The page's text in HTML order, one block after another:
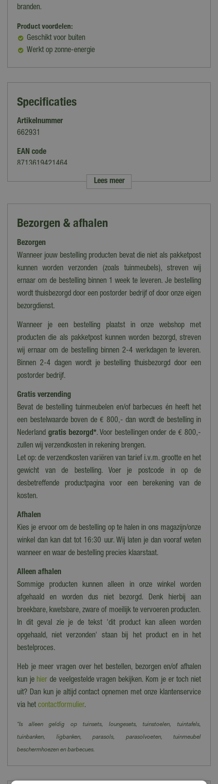
branden.
Product voordelen:
Geschikt voor buiten
Werkt op zonne-energie
Specificaties
Artikelnummer
662931
EAN code
8713619421464
Merk
Tuinsteker
Kleur
Groen
Hoogte
Diameter
5 cm
Timer
Nee
Voedingstype
Zonne-energie
Lichtbron
LED
Bewegingssensor
Nee
Lees meer
Bezorgen & afhalen
Bezorgen
Wanneer jouw bestelling producten bevat die niet als pakketpost
kunnen worden verzonden (zoals tuinmeubels), streven wij
ernaar om de bestelling binnen 1 week te leveren. Je bestelling
wordt thuisbezorgd door een postorder bedrijf of door onze eigen
bezorgdienst.
Wanneer je een bestelling plaatst in onze webshop met
producten die als pakketpost kunnen worden bezorgd, streven
wij ernaar om de bestelling binnen 2-4 werkdagen te leveren.
Binnen 2-4 dagen wordt je bestelling thuisbezorgd door een
postorder bedrijf.
Gratis verzending
Bevat de bestelling tuinmeubelen en/of barbecues én heeft het
een bestelwaarde boven de € 800,- dan wordt de bestelling in
Nederland gratis bezorgd*. Voor bestellingen onder de € 800,-
zullen wij verzendkosten in rekening brengen.
Let op: de verzendkosten variëren van tarief i.v.m. grootte en het
gewicht van de bestelling. Voer je postcode in op de
desbetreffende productpagina voor een berekening van de
kosten.
Afhalen
Kies je ervoor om de bestelling op te halen in ons magazijn/onze
winkel dan kan dat tot 16:30 uur. Wij laten je dan vooraf weten
wanneer en waar de bestelling precies klaarstaat.
Alleen afhalen
Sommige producten kunnen alleen in onze winkel worden
afgehaald en worden dus niet bezorgd. Denk hierbij aan
breekbare, kwetsbare, zware of moeilijk te vervoeren producten.
In dit geval zie je de tekst 'dit product kan alleen worden
opgehaald, niet verzonden' staan bij het product en in het
bestelproces.
Heb je meer vragen over het bestellen, bezorgen en/of afhalen
kun je hier de veelgestelde vragen bekijken. Kom je er toch niet
uit? Dan kun je altijd contact opnemen met onze klantenservice
via het contactformulier.
*Is alleen geldig op tuinsets, loungesets, tuinstoelen, tuintafels,
tuinbanken, ligbanken, parasols, parasolvoeten, tuinmeubel
beschermhoezen en barbecues.